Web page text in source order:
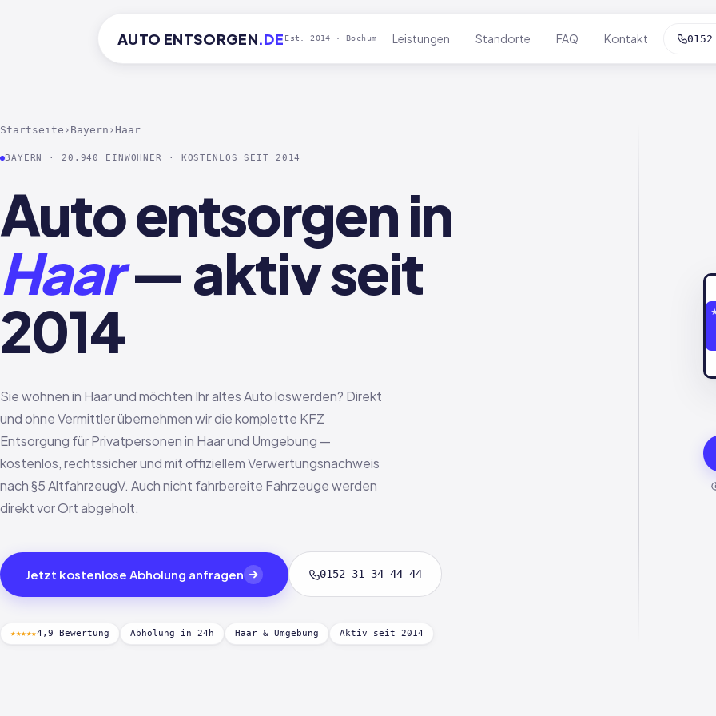
AUTO ENTSORGEN.DE Est. 2014 · Bochum Leistungen Standorte FAQ Kontakt
Startseite › Bayern › Haar
BAYERN · 20.940 EINWOHNER · KOSTENLOS SEIT 2014
Auto entsorgen in
Haar— aktiv seit
2014
Sie wohnen in Haar und möchten Ihr altes Auto loswerden? Direkt
und ohne Vermittler übernehmen wir die komplette KFZ
Entsorgung für Privatpersonen in Haar und Umgebung —
kostenlos, rechtssicher und mit offiziellem Verwertungsnachweis
nach §5 AltfahrzeugV. Auch nicht fahrbereite Fahrzeuge werden
direkt vor Ort abgeholt.
Jetzt kostenlose Abholung anfragen 0152 31 34 44 44
★★★★★4,9 Bewertung Abholung in 24h Haar & Umgebung Aktiv seit 2014